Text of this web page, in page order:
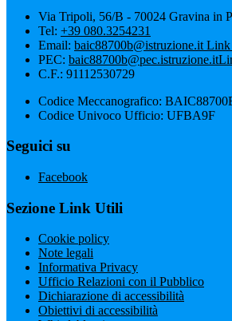
Via Tripoli, 56/B - 70024 Gravina in
Tel: +39 080.3254231
Email: baic88700b@istruzione.it Link
PEC: baic88700b@pec.istruzione.it
C.F.: 91112530729
Codice Meccanografico:
Codice Univoco Ufficio: UFBA9F
Seguici su
Facebook
Sezione Link Utili
Cookie policy
Note legali
Informativa Privacy
Ufficio Relazioni con il Pubblico
Dichiarazione di accessibilità
Obiettivi di accessibilità